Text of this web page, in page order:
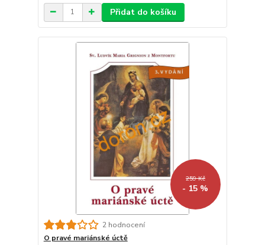
Přidat do košíku
259 Kč
- 15 %
2 hodnocení
O pravé mariánské úctě